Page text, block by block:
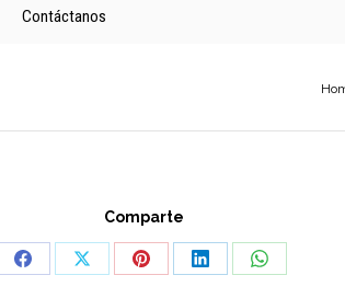
Contáctanos
Comparte
Share
Share
Share
Share
Share